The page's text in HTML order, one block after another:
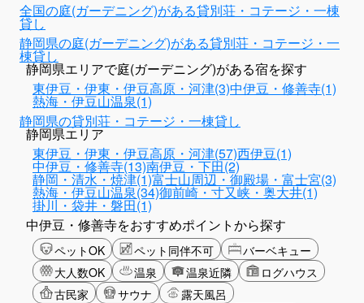
全国の庭(ガーデニング)がある貸別荘・コテージ・一棟
貸し
静岡県の庭(ガーデニング)がある貸別荘・コテージ・一
棟貸し
静岡県エリアで庭(ガーデニング)がある宿を探す
東伊豆・伊東・伊豆高原・河津(3)中伊豆・修善寺(1)
熱海・伊豆山温泉(1)
静岡県の貸別荘・コテージ・一棟貸し
静岡県エリア
東伊豆・伊東・伊豆高原・河津(57)西伊豆(1)
中伊豆・修善寺(13)南伊豆・下田(2)
静岡・清水・焼津(1)富士山周辺・御殿場・富士宮(3)
熱海・伊豆山温泉(34)御前崎・寸又峡・奥大井(1)
掛川・袋井・磐田(1)
中伊豆・修善寺をおすすめポイントから探す
ペットOK ペット同伴不可
バーベキュー
大人数OK
温泉 温泉近隣
ログハウス
古民家
サウナ
露天風呂